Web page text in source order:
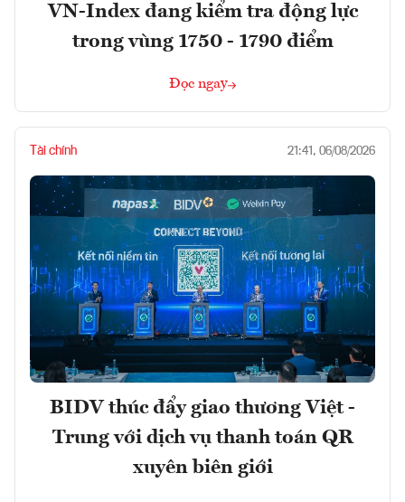
VN-Index đang kiểm tra động lực
trong vùng 1750 - 1790 điểm
Đọc ngay
Tài chính 21:41, 06/08/2026
BIDV thúc đẩy giao thương Việt -
Trung với dịch vụ thanh toán QR
xuyên biên giới